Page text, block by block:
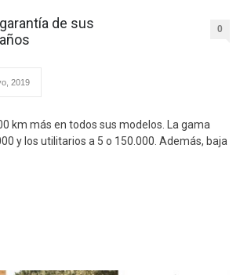
de sus
0
2019
km más en todos sus modelos. La gama
y los utilitarios a 5 o 150.000. Además, baja